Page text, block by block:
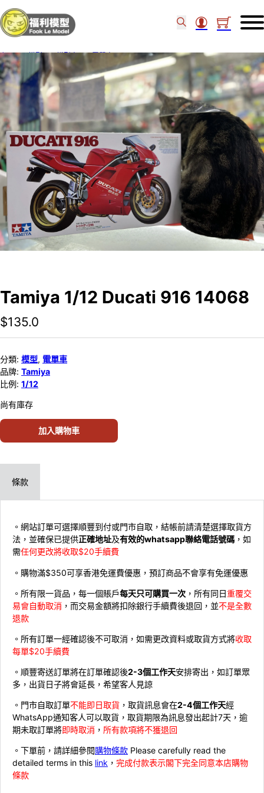
主頁 模型 模型車 / Tamiya 1/12 Ducati 916 14068
Tamiya 1/12 Ducati 916 14068
$135.0
分類: 模型, 電單車
品牌: Tamiya
比例: 1/12
尚有庫存
加入購物車
條款
。網站訂單可選擇順豐到付或門市自取，結帳前請清楚選擇取貨方
法，並確保已提供正確地址及有效的whatsapp聯絡電話號碼 ，如
需任何更改將收取$20手續費
。購物滿$350可享香港免運費優惠，預訂商品不會享有免運優惠
。所有限一貨品，每一個賬戶每天只可購買一次 ，所有同日重覆交
易會自動取消 ，而交易金額將扣除銀行手續費後退回，並不是全數
退款
。所有訂單一經確認後不可取消，如需更改資料或取貨方式將收取
每單$20手續費
。順豐寄送訂單將在訂單確認後2-3個工作天安排寄出，如訂單眾
多，出貨日子將會延長，希望客人見諒
。門市自取訂單不能即日取貨 ，取貨訊息會在2-4個工作天經
WhatsApp通知客人可以取貨，取貨期限為訊息發出起計7天，逾
期未取訂單將即時取消 ， 所有款項將不獲退回
。下單前，請詳細參閱購物條款 Please carefully read the
detailed terms in this link ， 完成付款表示閣下完全同意本店購物
條款